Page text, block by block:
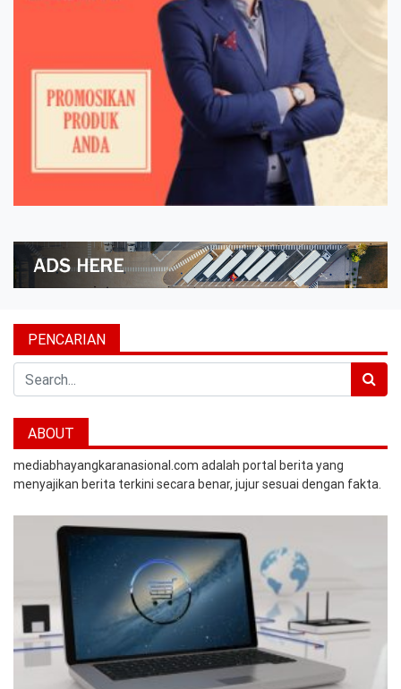
PENCARIAN
ABOUT
mediabhayangkaranasional.com adalah portal berita yang
menyajikan berita terkini secara benar, jujur sesuai dengan fakta.